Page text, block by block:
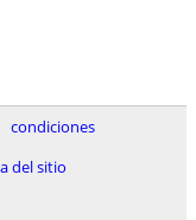
condiciones
del sitio